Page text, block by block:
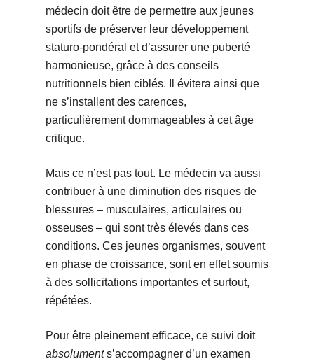
médecin doit être de permettre aux jeunes
sportifs de préserver leur développement
staturo-pondéral et d’assurer une puberté
harmonieuse, grâce à des conseils
nutritionnels bien ciblés. Il évitera ainsi que
ne s’installent des carences,
particulièrement dommageables à cet âge
critique.
Mais ce n’est pas tout. Le médecin va aussi
contribuer à une diminution des risques de
blessures – musculaires, articulaires ou
osseuses – qui sont très élevés dans ces
conditions. Ces jeunes organismes, souvent
en phase de croissance, sont en effet soumis
à des sollicitations importantes et surtout,
répétées.
Pour être pleinement efficace, ce suivi doit
absoluments’accompagner d’un examen